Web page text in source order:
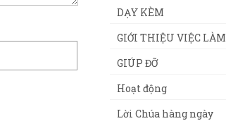
DẠY KÈM
GIỚI THIỆU VIỆC LÀM
GIÚP ĐỠ
Hoạt động
Lời Chúa hàng ngày